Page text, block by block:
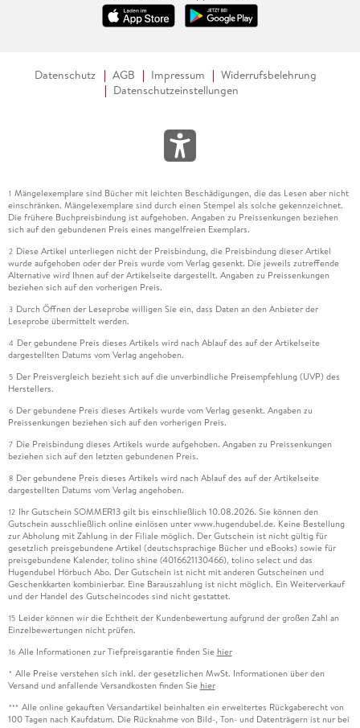
Datenschutz AGB Impressum
Widerrufsbelehrung
Datenschutzeinstellungen
1 Mängelexemplare sind Bücher mit leichten Beschädigungen, die das Lesen aber nicht
einschränken. Mängelexemplare sind durch einen Stempel als solche gekennzeichnet.
Die frühere Buchpreisbindung ist aufgehoben. Angaben zu Preissenkungen beziehen
sich auf den gebundenen Preis eines mangelfreien Exemplars.
2 Diese Artikel unterliegen nicht der Preisbindung, die Preisbindung dieser Artikel
wurde aufgehoben oder der Preis wurde vom Verlag gesenkt. Die jeweils zutreffende
Alternative wird Ihnen auf der Artikelseite dargestellt. Angaben zu Preissenkungen
beziehen sich auf den vorherigen Preis.
3 Durch Öffnen der Leseprobe willigen Sie ein, dass Daten an den Anbieter der
Leseprobe übermittelt werden.
4 Der gebundene Preis dieses Artikels wird nach Ablauf des auf der Artikelseite
dargestellten Datums vom Verlag angehoben.
5 Der Preisvergleich bezieht sich auf die unverbindliche Preisempfehlung (UVP) des
Herstellers.
6 Der gebundene Preis dieses Artikels wurde vom Verlag gesenkt. Angaben zu
Preissenkungen beziehen sich auf den vorherigen Preis.
7 Die Preisbindung dieses Artikels wurde aufgehoben. Angaben zu Preissenkungen
beziehen sich auf den letzten gebundenen Preis.
8 Der gebundene Preis dieses Artikels wird nach Ablauf des auf der Artikelseite
dargestellten Datums vom Verlag angehoben.
12 Ihr Gutschein SOMMER13 gilt bis einschließlich 10.08.2026. Sie können den
Gutschein ausschließlich online einlösen unter www.hugendubel.de. Keine Bestellung
zur Abholung mit Zahlung in der Filiale möglich. Der Gutschein ist nicht gültig für
gesetzlich preisgebundene Artikel (deutschsprachige Bücher und eBooks) sowie für
preisgebundene Kalender, tolino shine (4016621130466), tolino select und das
Hugendubel Hörbuch Abo. Der Gutschein ist nicht mit anderen Gutscheinen und
Geschenkkarten kombinierbar. Eine Barauszahlung ist nicht möglich. Ein Weiterverkauf
und der Handel des Gutscheincodes sind nicht gestattet.
15 Leider können wir die Echtheit der Kundenbewertung aufgrund der großen Zahl an
Einzelbewertungen nicht prüfen.
16 Alle Informationen zur Tiefpreisgarantie finden Sie hier
* Alle Preise verstehen sich inkl. der gesetzlichen MwSt. Informationen über den
Versand und anfallende Versandkosten finden Sie hier
*** Alle online gekauften Versandartikel beinhalten ein erweitertes Rückgaberecht von
100 Tagen nach Kaufdatum. Die Rücknahme von Bild-, Ton- und Datenträgern ist nur bei